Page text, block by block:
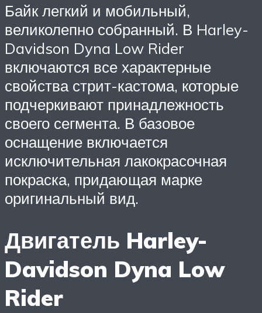
Байк легкий и мобильный,
великолепно собранный. В Harley-
Davidson Dyna Low Rider
включаются все характерные
свойства стрит-кастома, которые
подчеркивают принадлежность
своего сегмента. В базовое
оснащение включается
исключительная лакокрасочная
покраска, придающая марке
оригинальный вид.
Двигатель Harley-
Davidson Dyna Low
Rider